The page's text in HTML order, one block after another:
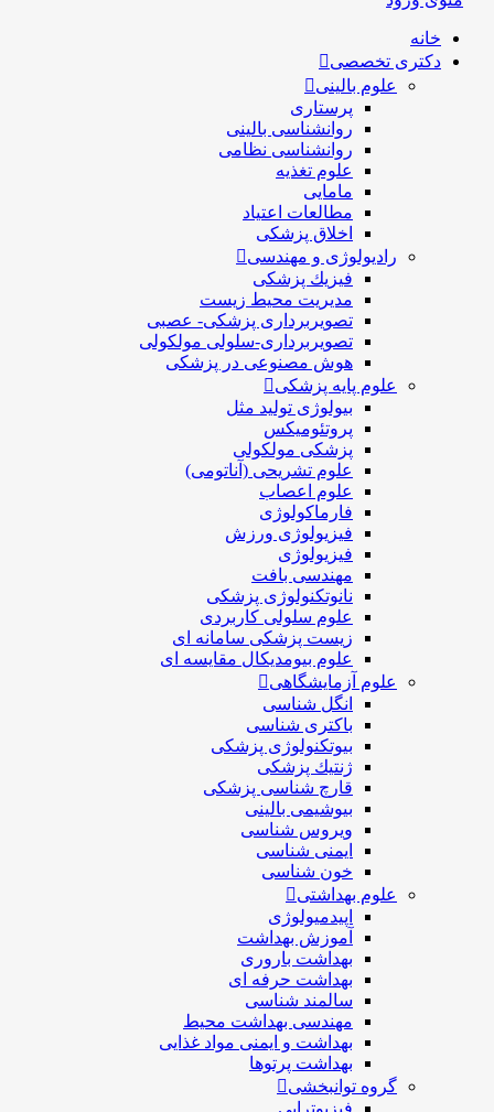
خانه
دکتری تخصصی
علوم بالینی
پرستاری
روانشناسی بالینی
روانشناسی نظامی
علوم تغذیه
مامایی
مطالعات اعتیاد
اخلاق پزشکی
رادیولوژی و مهندسی
فيزيك پزشکی
مدیریت محیط زیست
تصویربرداری پزشکی- عصبی
تصویربرداری-سلولی مولکولی
هوش مصنوعی در پزشکی
علوم پایه پزشکی
بیولوژی تولید مثل
پروتئومیکس
پزشکی مولکولی
علوم تشریحی (آناتومی)
علوم اعصاب
فارماکولوژی
فیزیولوژی ورزش
فیزیولوژی
مهندسی بافت
نانوتکنولوژی پزشکی
علوم سلولی کاربردی
زیست پزشکی سامانه ای
علوم بیومدیکال مقایسه ای
علوم آزمایشگاهی
انگل شناسی
باکتری شناسی
بیوتکنولوژی پزشکی
ژنتيك پزشکی
قارچ شناسی پزشكی
بیوشیمی بالینی
ویروس شناسی
ایمنی شناسی
خون شناسی
علوم بهداشتی
اپیدمیولوژی
آموزش بهداشت
بهداشت باروری
بهداشت حرفه ای
سالمند شناسی
مهندسی بهداشت محيط
بهداشت و ایمنی مواد غذایی
بهداشت پرتوها
گروه توانبخشی
فیزیوتراپی